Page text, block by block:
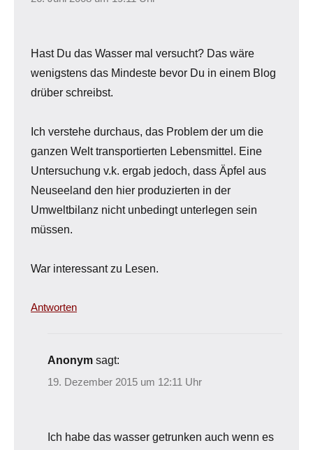
Hast Du das Wasser mal versucht? Das wäre
wenigstens das Mindeste bevor Du in einem Blog
drüber schreibst.
Ich verstehe durchaus, das Problem der um die
ganzen Welt transportierten Lebensmittel. Eine
Untersuchung v.k. ergab jedoch, dass Äpfel aus
Neuseeland den hier produzierten in der
Umweltbilanz nicht unbedingt unterlegen sein
müssen.
War interessant zu Lesen.
Antworten
Anonym sagt:
19. Dezember 2015 um 12:11 Uhr
Ich habe das wasser getrunken auch wenn es